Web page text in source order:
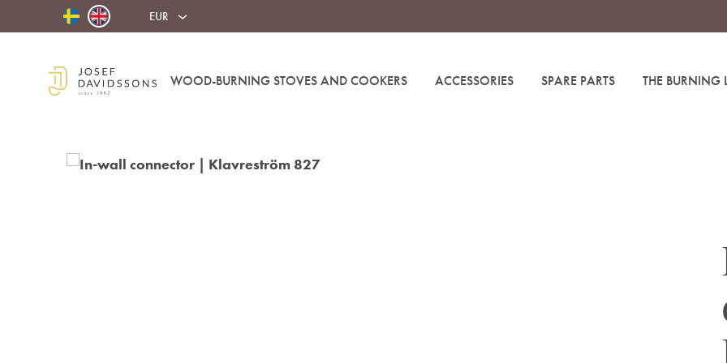
EUR
Eftr.
WOOD-BURNING STOVES AND COOKERS ACCESSORIES SPARE PARTS THE BURNING